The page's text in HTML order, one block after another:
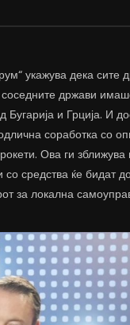
укажува дека сите
држави
и Грција. И
соработка со
Ова ги
средства ќе бидат
за локална